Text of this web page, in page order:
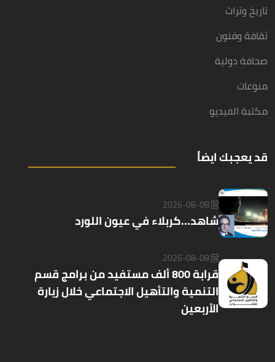
تاريخ وتراث
ثقافة وفنون
صحافة دولية
منوعات
مكتبة الفيديو
قد يعجبك ايضاً
2026-08-08
شاهد...كربلاء في عيون اللورد
2026-08-08
قرابة 800 ألف مستفيد من برامج قسم
التنمية والتأهيل الاجتماعي خلال زيارة
الأربعين